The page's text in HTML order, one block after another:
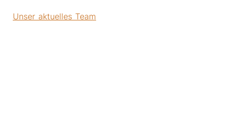
Unser aktuelles Team